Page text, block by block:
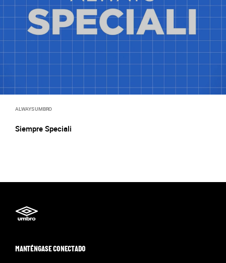
ALWAYS UMBRO
Siempre Speciali
MANTÉNGASE CONECTADO